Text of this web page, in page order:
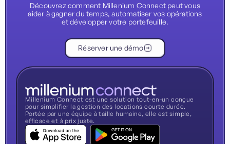
Découvrez comment Millenium Connect peut vous
aider à gagner du temps, automatiser vos opérations
et développer votre portefeuille.
Réserver une démo
Millenium Connect est une solution tout-en-un conçue
pour simplifier la gestion des locations courte durée.
Portée par une équipe à taille humaine, elle est simple,
efficace et à prix juste.